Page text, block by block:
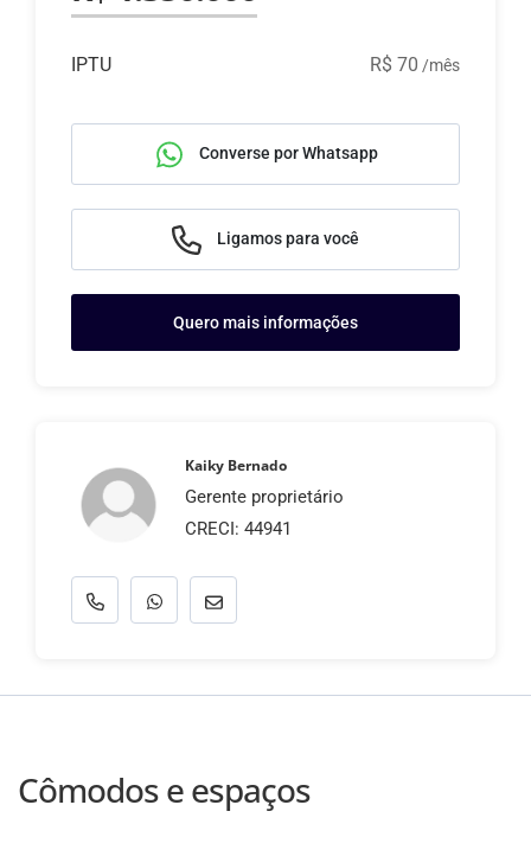
IPTU R$ 70 /mês
Converse por Whatsapp
Ligamos para você
Quero mais informações
Kaiky Bernado
Gerente proprietário
CRECI: 44941
Cômodos e espaços